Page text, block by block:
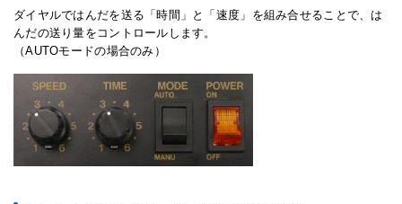
ダイヤルではんだを送る「時間」と「速度」を組み合せることで、は
んだの送り量をコントロールします。
（AUTOモードの場合のみ）